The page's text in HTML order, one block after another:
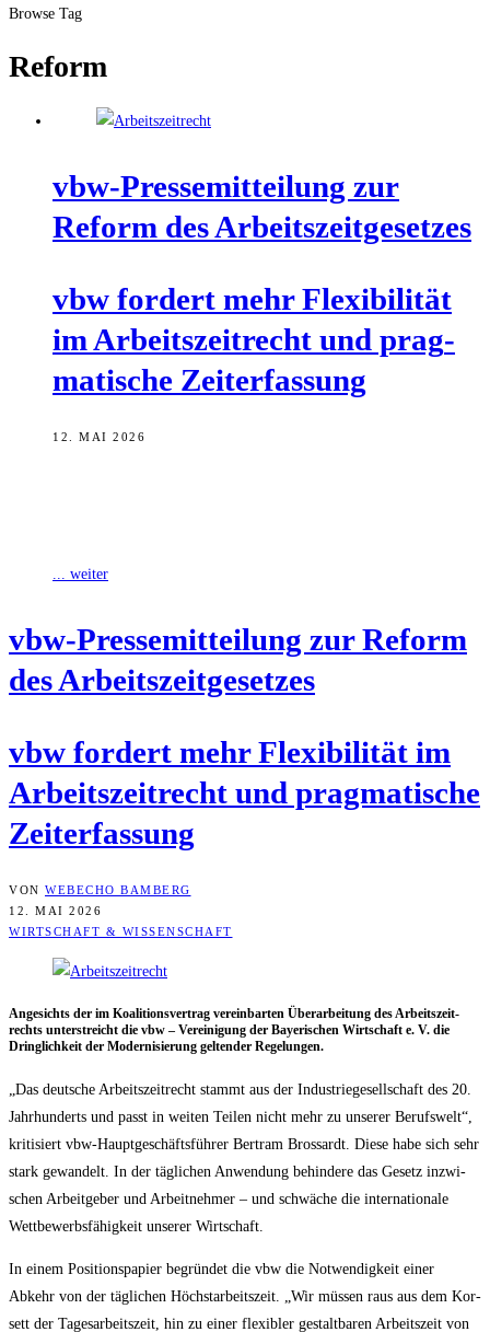
Browse Tag
Reform
vbw-Pres­se­mit­tei­lung zur
Reform des Arbeitszeitgesetzes
vbw for­dert mehr Fle­xi­bi­li­tät
im Arbeits­zeit­recht und prag­
ma­ti­sche Zeiterfassung
12. MAI 2026
... weiter
vbw-Pres­se­mit­tei­lung zur Reform
des Arbeitszeitgesetzes
vbw for­dert mehr Fle­xi­bi­li­tät im
Arbeits­zeit­recht und prag­ma­ti­sche
Zeiterfassung
VON WEBECHO BAMBERG
12. MAI 2026
WIRTSCHAFT & WISSENSCHAFT
Ange­sichts der im Koali­ti­ons­ver­trag ver­ein­bar­ten Über­ar­bei­tung des Arbeits­zeit­
rechts unter­streicht die vbw – Ver­ei­ni­gung der Baye­ri­schen Wirt­schaft e. V. die
Dring­lich­keit der Moder­ni­sie­rung gel­ten­der Regelungen.
„Das deut­sche Arbeits­zeit­recht stammt aus der Indus­trie­ge­sell­schaft des 20.
Jahr­hun­derts und passt in wei­ten Tei­len nicht mehr zu unse­rer Berufs­welt“,
kri­ti­siert vbw-Haupt­ge­schäfts­füh­rer Bert­ram Bros­sardt. Die­se habe sich sehr
stark gewan­delt. In der täg­li­chen Anwen­dung behin­de­re das Gesetz inzwi­
schen Arbeit­ge­ber und Arbeit­neh­mer – und schwä­che die inter­na­tio­na­le
Wett­be­werbs­fä­hig­keit unse­rer Wirtschaft.
In einem Posi­ti­ons­pa­pier begrün­det die vbw die Not­wen­dig­keit einer
Abkehr von der täg­li­chen Höchst­ar­beits­zeit. „Wir müs­sen raus aus dem Kor­
sett der Tages­ar­beits­zeit, hin zu einer fle­xi­bler gestalt­ba­ren Arbeits­zeit von